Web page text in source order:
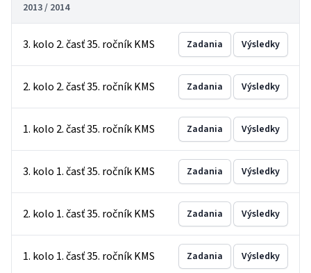
2013 / 2014
3. kolo 2. časť 35. ročník KMS Zadania Výsledky
2. kolo 2. časť 35. ročník KMS Zadania Výsledky
1. kolo 2. časť 35. ročník KMS Zadania Výsledky
3. kolo 1. časť 35. ročník KMS Zadania Výsledky
2. kolo 1. časť 35. ročník KMS Zadania Výsledky
1. kolo 1. časť 35. ročník KMS Zadania Výsledky